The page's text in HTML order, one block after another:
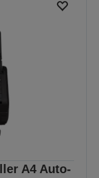
A4 Auto-